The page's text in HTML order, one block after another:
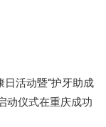
日活动暨“护牙助成
动仪式在重庆成功